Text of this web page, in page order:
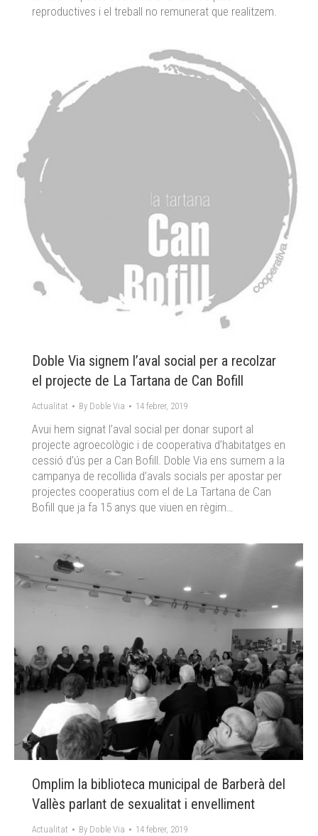
reproductives i el treball no remunerat que realitzem.
Doble Via signem l’aval social per a recolzar
el projecte de La Tartana de Can Bofill
Actualitat By Doble Via 14 febrer, 2019
Avui hem signat l’aval social per donar suport al
projecte agroecològic i de cooperativa d’habitatges en
cessió d’ús per a Can Bofill. Doble Via ens sumem a la
campanya de recollida d’avals socials per apostar per
projectes cooperatius com el de La Tartana de Can
Bofill que ja fa 15 anys que viuen en règim…
Omplim la biblioteca municipal de Barberà del
Vallès parlant de sexualitat i envelliment
Actualitat By Doble Via 14 febrer, 2019